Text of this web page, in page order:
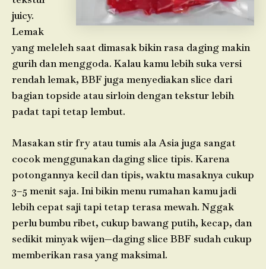
juicy.
Lemak
yang meleleh saat dimasak bikin rasa daging makin
gurih dan menggoda. Kalau kamu lebih suka versi
rendah lemak, BBF juga menyediakan slice dari
bagian topside atau sirloin dengan tekstur lebih
padat tapi tetap lembut.
Masakan stir fry atau tumis ala Asia juga sangat
cocok menggunakan daging slice tipis. Karena
potongannya kecil dan tipis, waktu masaknya cukup
3–5 menit saja. Ini bikin menu rumahan kamu jadi
lebih cepat saji tapi tetap terasa mewah. Nggak
perlu bumbu ribet, cukup bawang putih, kecap, dan
sedikit minyak wijen—daging slice BBF sudah cukup
memberikan rasa yang maksimal.